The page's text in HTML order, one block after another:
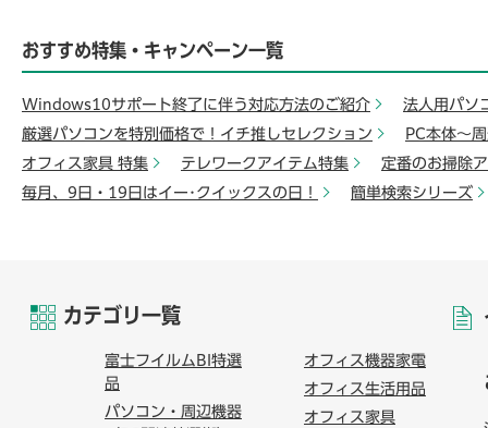
おすすめ特集・キャンペーン一覧
Windows10サポート終了に伴う対応方法のご紹介
法人用パソ
厳選パソコンを特別価格で！イチ推しセレクション
PC本体～
オフィス家具 特集
テレワークアイテム特集
定番のお掃除
毎月、9日・19日はイー･クイックスの日！
簡単検索シリーズ
カテゴリ一覧
富士フイルムBI特選
品
パソコン・周辺機器
オフィス機器家電
オフィス生活用品
オフィス家具